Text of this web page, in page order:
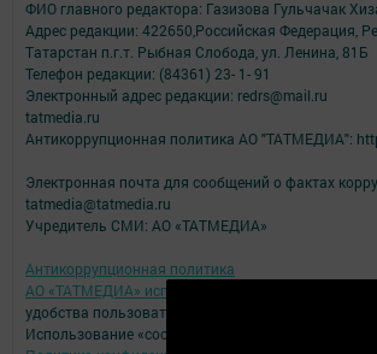
ФИО главного редактора: Газизова Гульчачак
Адрес редакции: 422650,Российская Федерация,
Татарстан п.г.т. Рыбная Слобода, ул. Ленина, 81Б
Телефон редакции: (84361) 23- 1- 91
Электронный адрес редакции: redrs@mail.ru
tatmedia.ru
Антикоррупционная политика АО "ТАТМЕДИА":
Электронная почта для сообщений о фактах
tatmedia@tatmedia.ru
Учредитель СМИ: АО «ТАТМЕДИА»
Антикоррупционная политика
АО «ТАТМЕДИА» использует «cookie»
для
удобства пользователей сайтом.
Использование «cookie» можно отменить в